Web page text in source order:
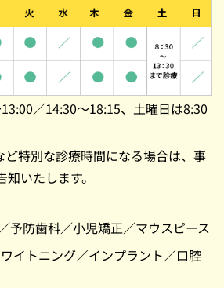
／14:30～18:15、土曜日は8:30
ど特別な診療時間になる場合は、事
知いたします。
／予防歯科／小児矯正／マウスピース
イトニング／インプラント／口腔